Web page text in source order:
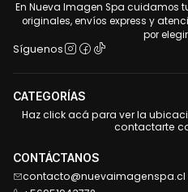
En Nueva Imagen Spa cuidamos
originales, envíos express y
por
Síguenos
CATEGORÍAS
Haz click acá para ver la
contactarte
CONTÁCTANOS
contacto@nuevaimagenspa.cl